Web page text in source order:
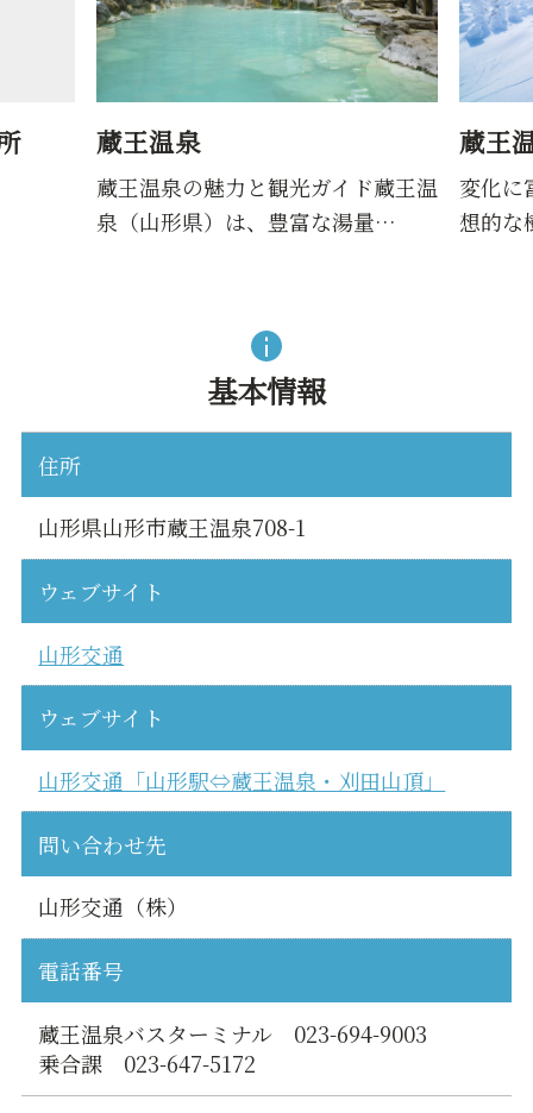
蔵王温泉
蔵王温泉の魅力と観光ガイド蔵王温
泉（山形県）は、豊富な湯量…
蔵王
変化に
想的な
基本情報
住所
山形県山形市蔵王温泉708-1
ウェブサイト
山形交通
ウェブサイト
山形交通「山形駅⇔蔵王温泉・刈田山頂」
問い合わせ先
山形交通（株）
電話番号
蔵王温泉バスターミナル 023-694-9003
乗合課 023-647-5172